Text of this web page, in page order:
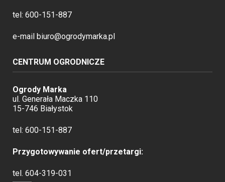
tel: 600-151-887
e-mail biuro@ogrodymarka.pl
CENTRUM OGRODNICZE
Ogrody Marka
ul. Generała Maczka 110
15-746 Białystok
tel: 600-151-887
Przygotowywanie ofert/przetargi:
tel. 604-319-031